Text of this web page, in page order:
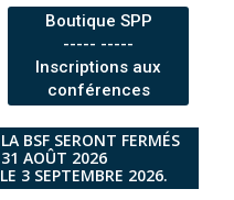
Boutique SPP
----- -----
Inscriptions aux
conférences
BSF SERONT FERMÉS
AOÛT 2026
3 SEPTEMBRE 2026.